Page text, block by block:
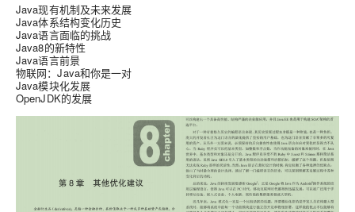
Java现有机制及未来发展
Java体系结构变化历史
Java语言面临的挑战
Java8的新特性
Java语言前景
物联网：Java和你是一对
Java模块化发展
OpenJDK的发展